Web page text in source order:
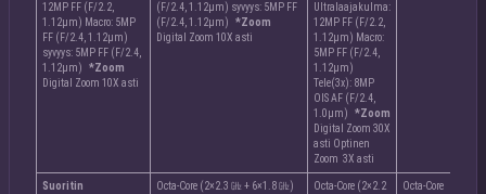
12MP FF (F/2.2,
1.12µm) Macro: 5MP
FF (F/2.4, 1.12µm)
syvyys: 5MP FF (F/2.4,
1.12µm) *Zoom
Digital Zoom 10X asti
(F/2.4, 1.12µm) syvyys: 5MP FF
(F/2.4, 1.12µm) *Zoom
Digital Zoom 10X asti
Ultralaajakulma:
12MP FF (F/2.2,
1.12µm) Macro:
5MP FF (F/2.4,
1.12µm)
Tele(3x): 8MP
OIS AF (F/2.4,
1.0µm) *Zoom
Digital Zoom 30X
asti Optinen
Zoom 3X asti
Suoritin Octa-Core (2×2.3 ㎓ + 6×1.8 ㎓)
Octa-Core (2×2.2
Octa-Core